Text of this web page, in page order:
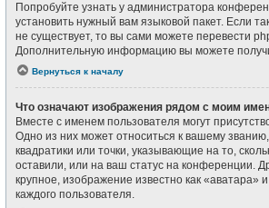
Попробуйте узнать у администратора
установить нужный вам языковой пакет. Если
не существует, то вы сами можете перевести
Дополнительную информацию вы можете
Вернуться к началу
Что означают изображения рядом с моим
Вместе с именем пользователя могут
Одно из них может относиться к вашему
квадратики или точки, указывающие на то,
оставили, или на ваш статус на конференции.
крупное, изображение известно как «аватара»
каждого пользователя.